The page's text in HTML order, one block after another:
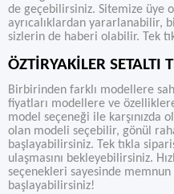
de geçebilirsiniz. Sitemize üye
ayrıcalıklardan yararlanabilir,
sizlerin de haberi olabilir. Tek
ÖZTİRYAKİLER SETALTI
Birbirinden farklı modellere
fiyatları modellere ve
model seçeneği ile karşınızda
olan modeli seçebilir, gönül
başlayabilirsiniz. Tek tıkla
ulaşmasını bekleyebilirsiniz.
seçenekleri sayesinde
başlayabilirsiniz!